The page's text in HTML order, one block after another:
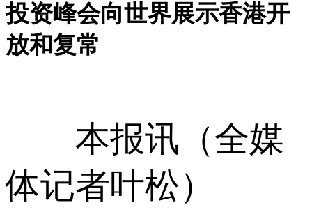
投资峰会向世界展示香港开
放和复常
本报讯（全媒
体记者叶松）